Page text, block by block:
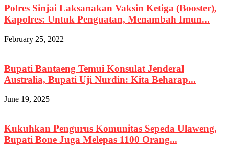
Polres Sinjai Laksanakan Vaksin Ketiga (Booster),
Kapolres: Untuk Penguatan, Menambah Imun...
February 25, 2022
Bupati Bantaeng Temui Konsulat Jenderal
Australia, Bupati Uji Nurdin: Kita Beharap...
June 19, 2025
Kukuhkan Pengurus Komunitas Sepeda Ulaweng,
Bupati Bone Juga Melepas 1100 Orang...